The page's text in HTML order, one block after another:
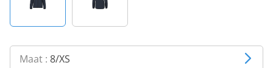
Maat : 8/XS